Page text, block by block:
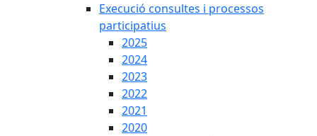
Execució consultes i processos
participatius
2025
2024
2023
2022
2021
2020